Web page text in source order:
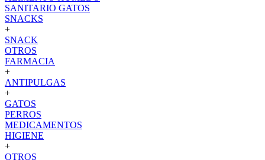
SANITARIO GATOS
SNACKS
+
SNACK
OTROS
FARMACIA
+
ANTIPULGAS
+
GATOS
PERROS
MEDICAMENTOS
HIGIENE
+
OTROS